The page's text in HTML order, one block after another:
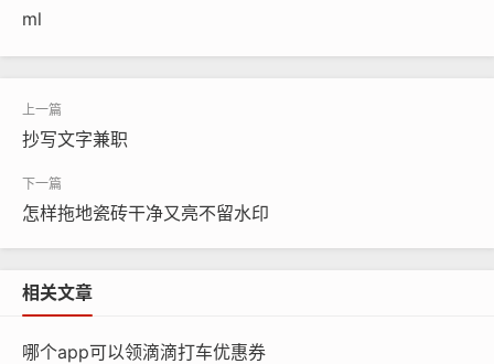
ml
抄写文字兼职
怎样拖地瓷砖干净又亮不留水印
相关文章
哪个app可以领滴滴打车优惠券